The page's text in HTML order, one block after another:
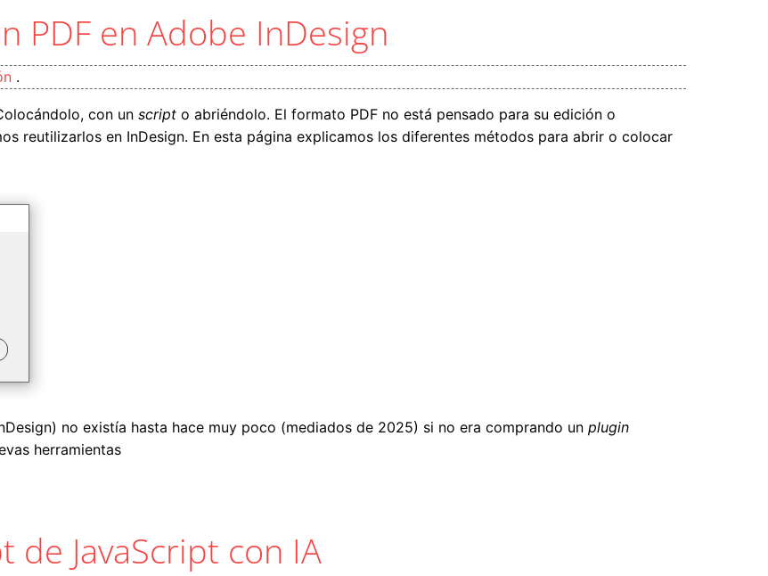
PDF en Adobe InDesign
.
con un script o abriéndolo. El formato PDF no está pensado para su edición o
reutilizarlos en InDesign. En esta página explicamos los diferentes métodos para abrir o colocar
no existía hasta hace muy poco (mediados de 2025) si no era comprando un plugin
herramientas
InDesign
JavaScript con IA